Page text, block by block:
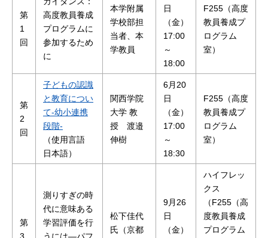
第
1
回
高度教員養成
プログラムに
参加するため
に
本学附属
学校部担
当者、本
学教員
日
（金）
17:00
～
18:00
F255（高度
教員養成プ
ログラム
室）
第
2
回
子どもの認識
と教育につい
て-幼小連携
段階-
（使用言語
日本語）
関西学院
大学 教
授 渡邉
伸樹
6月20
日
（金）
17:00
～
18:30
F255（高度
教員養成プ
ログラム
室）
第
測りすぎの時
代に意味ある
学習評価を行
松下佳代
氏（京都
9月26
日
（金）
ハイフレッ
クス
（F255（高
度教員養成
プログラム